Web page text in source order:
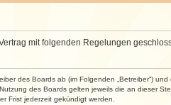
mit folgenden Regelungen
des Boards ab (im Folgenden „Betreiber“)
des Boards gelten jeweils die an dieser
Frist jederzeit gekündigt werden.